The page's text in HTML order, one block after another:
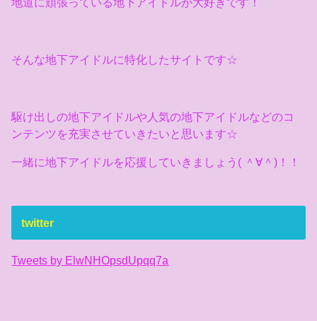
そんな地下アイドルに特化したサイトです☆
駆け出しの地下アイドルや人気の地下アイドルなどのコ
ンテンツを充実させていきたいと思います☆
一緒に地下アイドルを応援していきましょう( ＾∀＾)！！
twitter
Tweets by ElwNHOpsdUpqq7a